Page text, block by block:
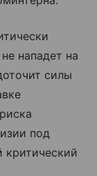
нападет на
силы
под
критический